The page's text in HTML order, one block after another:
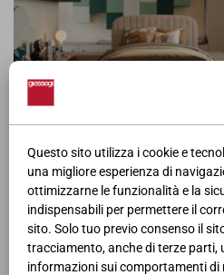
Questo sito utilizza i cookie e
una migliore esperienza di
ottimizzarne le funzionalità e la
indispensabili per permettere il
sito. Solo tuo previo consenso il
tracciamento, anche di terze parti,
informazioni sui comportamenti di
Non è solo una stanza, è illuogo
gioco trova il suo spazio. Abbiamo
coloratieintelligenti, progettati per
nelle loro sfide quotidiane.
Giessegi, dove la qualità è di casa.